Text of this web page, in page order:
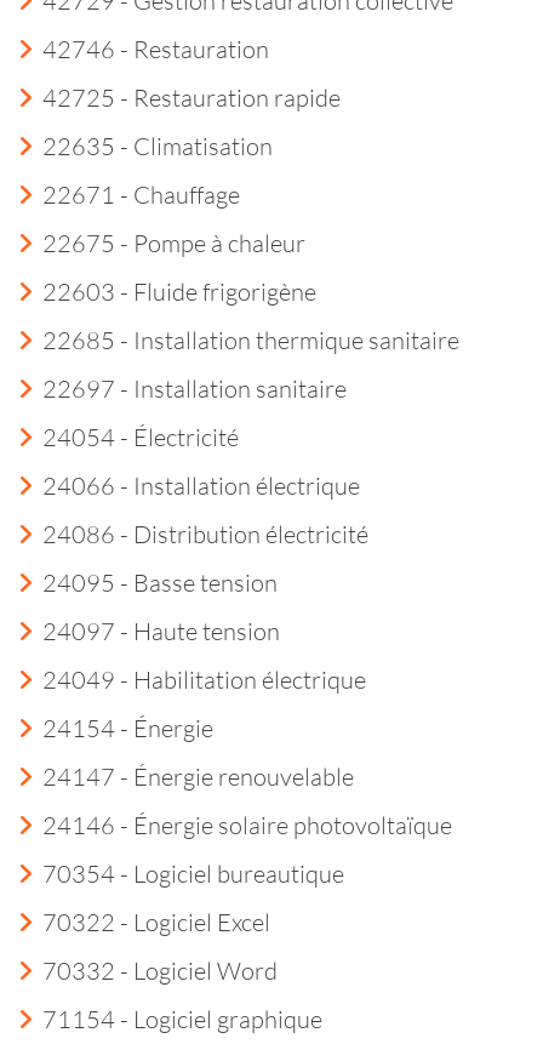
42746 - Restauration
42725 - Restauration rapide
22635 - Climatisation
22671 - Chauffage
22675 - Pompe à chaleur
22603 - Fluide frigorigène
22685 - Installation thermique sanitaire
22697 - Installation sanitaire
24054 - Électricité
24066 - Installation électrique
24086 - Distribution électricité
24095 - Basse tension
24097 - Haute tension
24049 - Habilitation électrique
24154 - Énergie
24147 - Énergie renouvelable
24146 - Énergie solaire photovoltaïque
70354 - Logiciel bureautique
70322 - Logiciel Excel
70332 - Logiciel Word
71154 - Logiciel graphique